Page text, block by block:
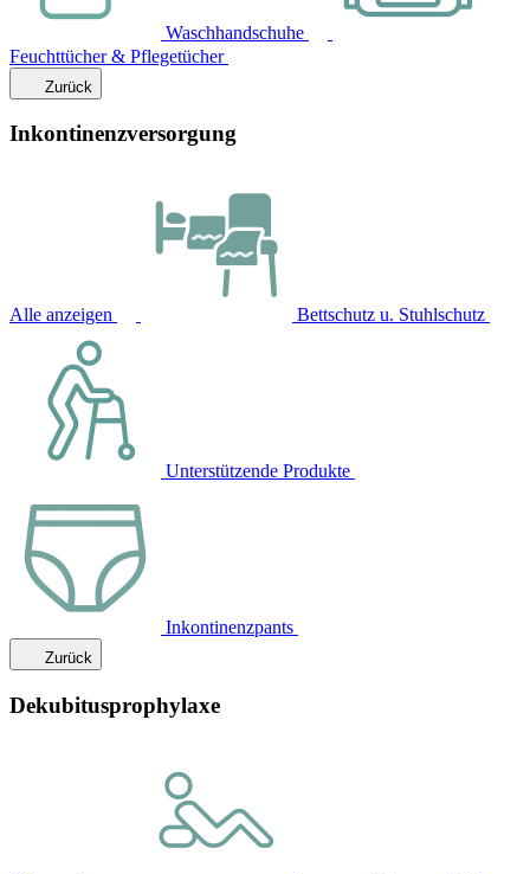
Waschhandschuhe
Feuchttücher & Pflegetücher
Zurück
Inkontinenzversorgung
Alle anzeigen Bettschutz u. Stuhlschutz
Unterstützende Produkte
Inkontinenzpants
Zurück
Dekubitusprophylaxe